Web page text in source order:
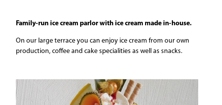
Family-run ice cream parlor with ice cream made in-house.
On our large terrace you can enjoy ice cream from our own
production, coffee and cake specialities as well as snacks.